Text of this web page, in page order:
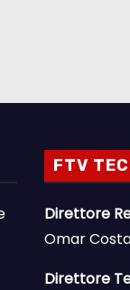
FTV
Direttore
Omar
Direttore